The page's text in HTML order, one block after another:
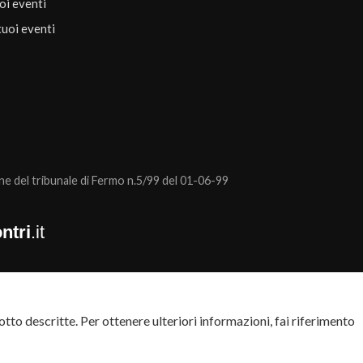
eventi
eventi
del tribunale di Fermo n.5/99 del 01-06-99
.it
descritte. Per ottenere ulteriori informazioni, fai riferimento